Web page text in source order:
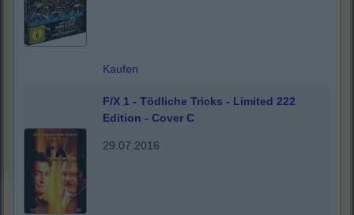
Kaufen
F/X 1 - Tödliche Tricks - Limited 222
Edition - Cover C
29.07.2016